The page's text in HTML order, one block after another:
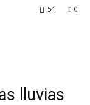
0
54
lluvias